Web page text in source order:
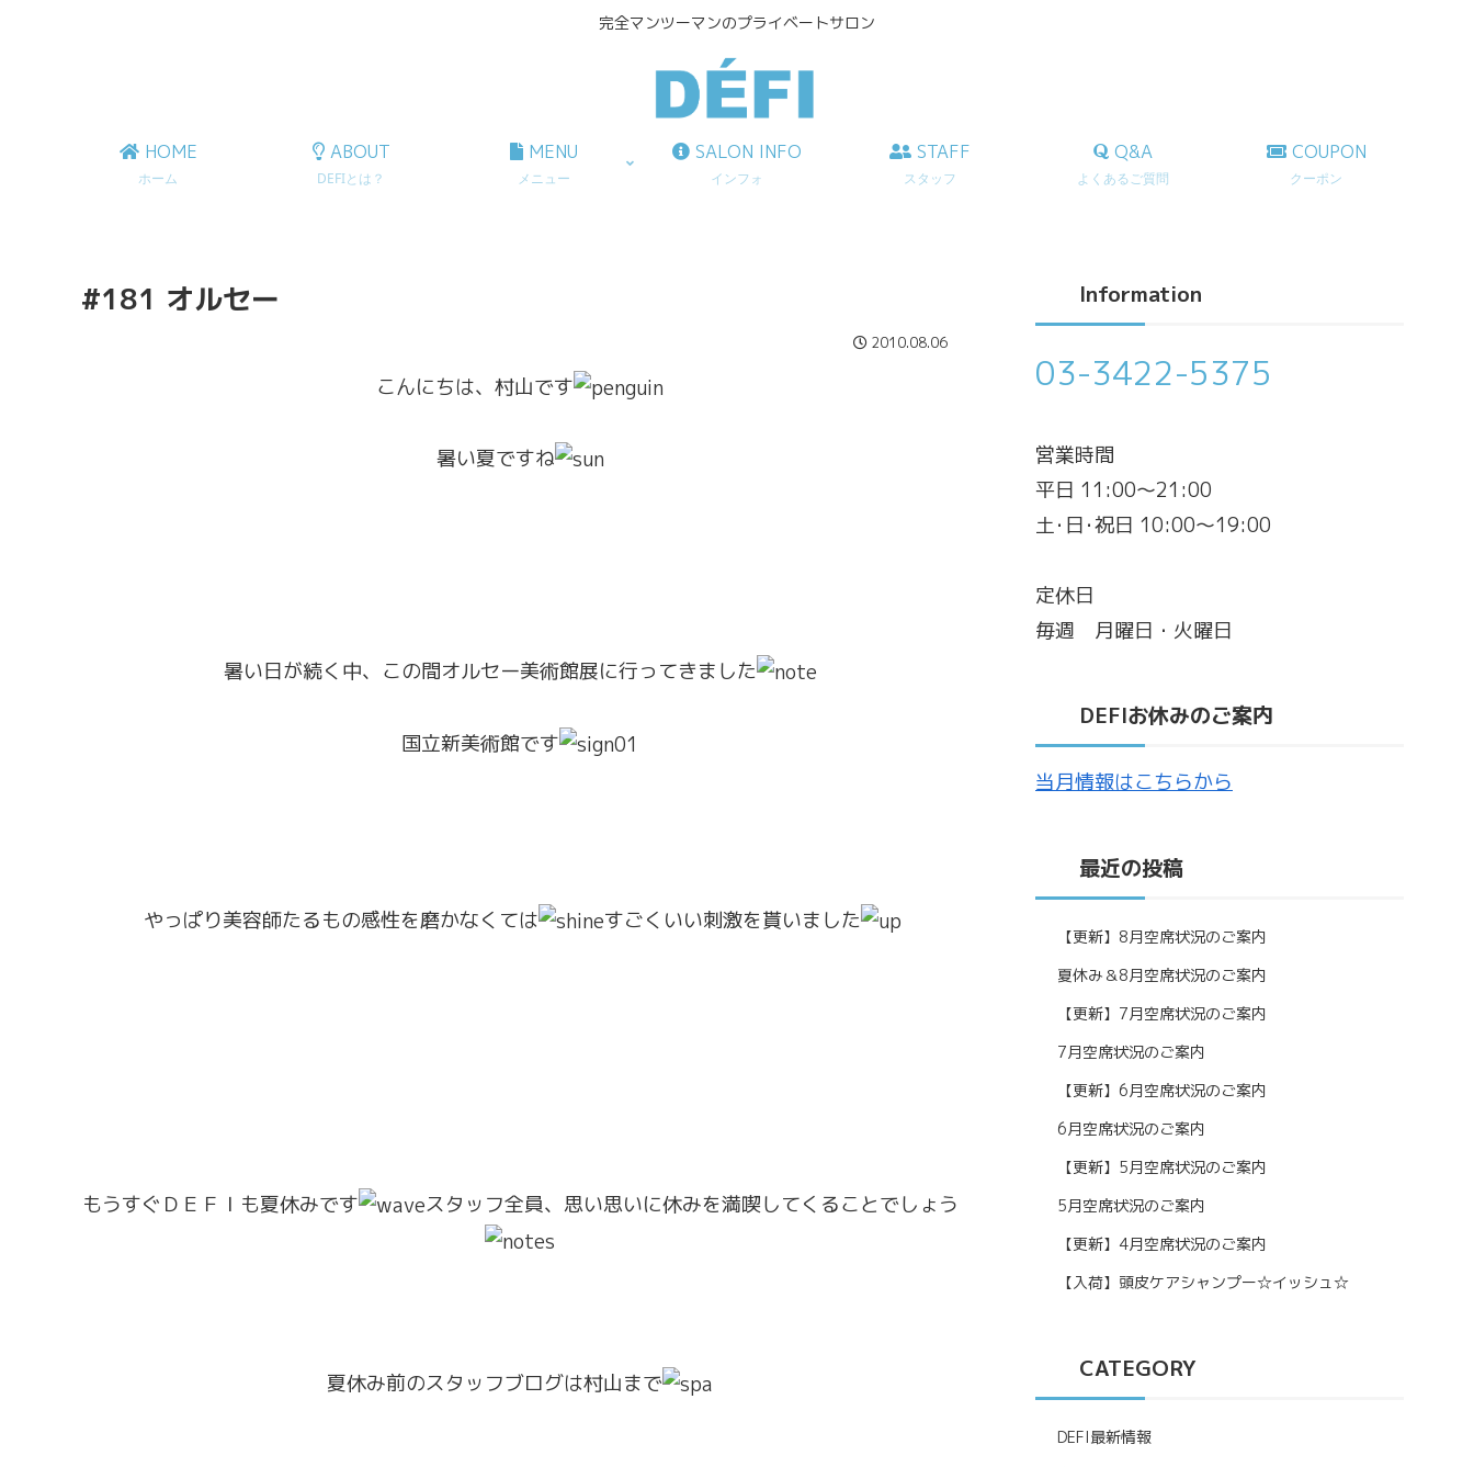
完全マンツーマンのプライベートサロン
HOME
ホーム
ABOUT
DEFIとは？
MENU
メニュー
SALON INFO
インフォ
STAFF
スタッフ
Q&A
よくあるご質問
COUPON
クーポン
#181 オルセー
2010.08.06
こんにちは、村山です
暑い夏ですね
暑い日が続く中、この間オルセー美術館展に行ってきました
国立新美術館です
やっぱり美容師たるもの感性を磨かなくては すごくいい刺激を貰いました
もうすぐＤＥＦＩも夏休みです スタッフ全員、思い思いに休みを満喫してくることでしょう
夏休み前のスタッフブログは村山まで
Information
03-3422-5375
営業時間
平日 11:00～21:00
土･日･祝日 10:00～19:00
定休日
毎週 月曜日・火曜日
DEFIお休みのご案内
当月情報はこちらから
最近の投稿
【更新】8月空席状況のご案内
夏休み＆8月空席状況のご案内
【更新】7月空席状況のご案内
7月空席状況のご案内
【更新】6月空席状況のご案内
6月空席状況のご案内
【更新】5月空席状況のご案内
5月空席状況のご案内
【更新】4月空席状況のご案内
【入荷】頭皮ケアシャンプー☆イッシュ☆
CATEGORY
DEFI最新情報